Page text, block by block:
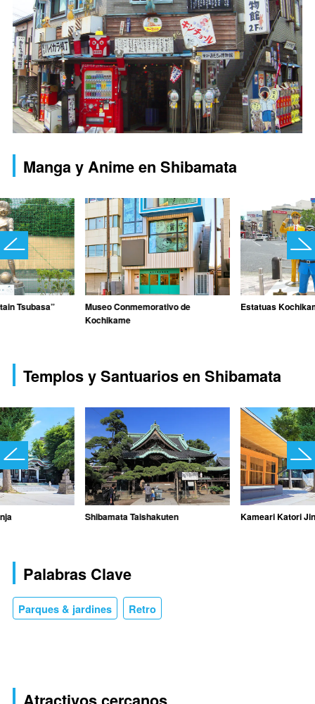
Manga y Anime en Shibamata
Tsubasa”
Museo Conmemorativo de
Kochikame
Estatuas
Templos y Santuarios en Shibamata
Shibamata Taishakuten Kameari Katori
Palabras Clave
Parques & jardines Retro